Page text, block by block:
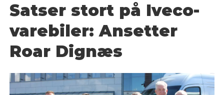
Satser stort på Iveco-
varebiler: Ansetter
Roar Dignæs